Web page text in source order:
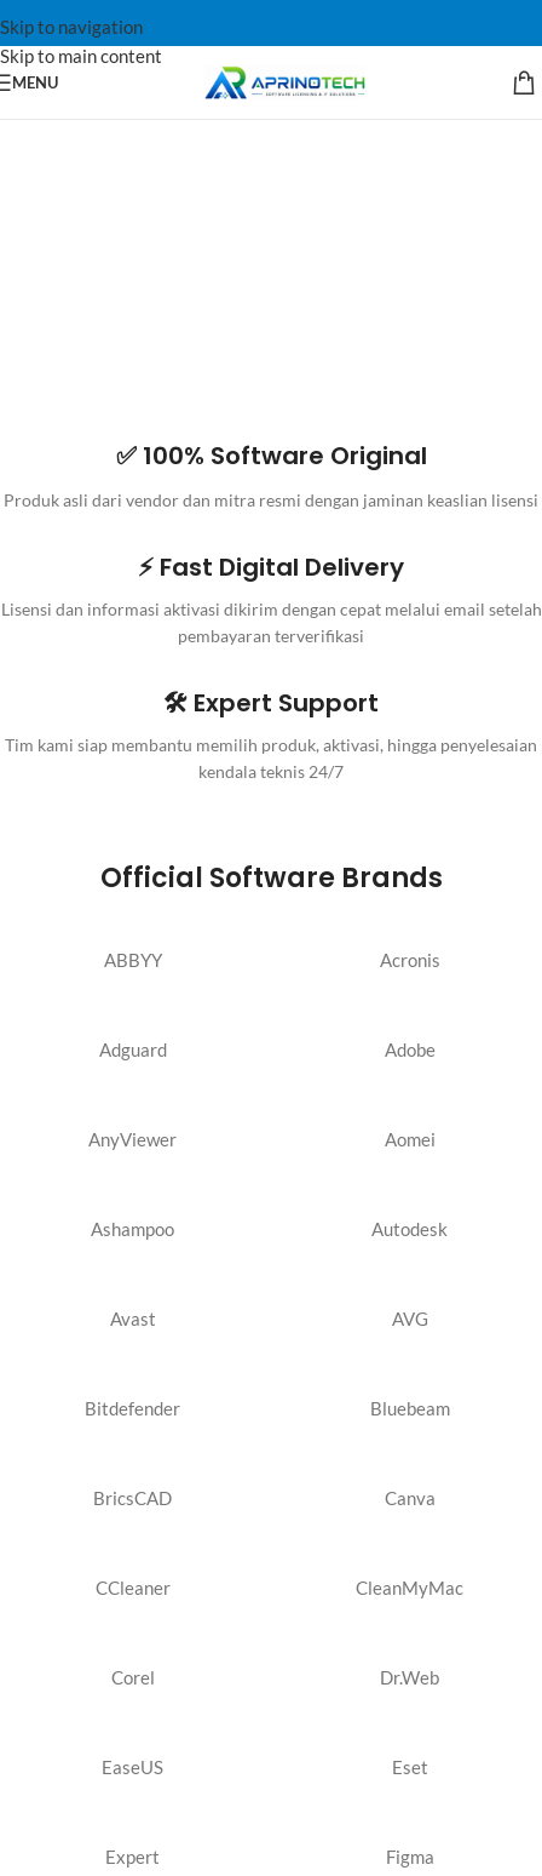
Skip to navigation
Skip to main content
MENU
✅ 100% Software Original
Produk asli dari vendor dan mitra resmi dengan jaminan keaslian lisensi
⚡ Fast Digital Delivery
Lisensi dan informasi aktivasi dikirim dengan cepat melalui email setelah
pembayaran terverifikasi
🛠️ Expert Support
Tim kami siap membantu memilih produk, aktivasi, hingga penyelesaian
kendala teknis 24/7
Official Software Brands
ABBYY Acronis
Adguard Adobe
AnyViewer Aomei
Ashampoo Autodesk
Avast AVG
Bitdefender Bluebeam
BricsCAD Canva
CCleaner CleanMyMac
Corel Dr.Web
EaseUS Eset
Expert Figma